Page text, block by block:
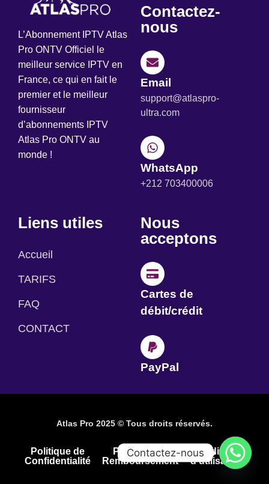
L’Abonnement IPTV Atlas
Pro ONTV Officiel le
meilleur service IPTV en
France, ce qui en fait le
premier et le meilleur
fournisseur
d’abonnements IPTV
Atlas Pro ONTV au
monde !
Contactez-
nous
Email
support@atlaspro-
ultra.com
WhatsApp
+212 703400006
Liens utiles
Accueil
TARIFS
FAQ
CONTACT
Nous
acceptons
Cartes de
débit/crédit
PayPal
Atlas Pro 2025 © Tous droits réservés.
Politique de
Confidentialité
Politique de
Remboursement
Conditions
d'utilisation
Contactez-nous